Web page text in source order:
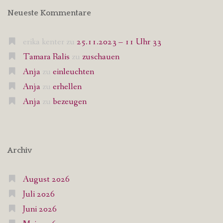
Neueste Kommentare
erika kenter zu 25.11.2023 – 11 Uhr 33
Tamara Ralis zu zuschauen
Anja zu einleuchten
Anja zu erhellen
Anja zu bezeugen
Archiv
August 2026
Juli 2026
Juni 2026